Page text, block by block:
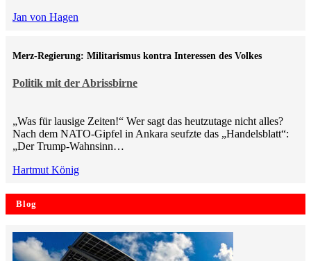
Jan von Hagen
Politik mit der Abrissbirne
Merz-Regierung: Militarismus kontra Inte­ressen des Volkes
„Was für lausige Zeiten!“ Wer sagt das heutzutage nicht alles?
Nach dem NATO-Gipfel in Ankara seufzte das „Handelsblatt“:
„Der Trump-Wahnsinn…
Hartmut König
Blog